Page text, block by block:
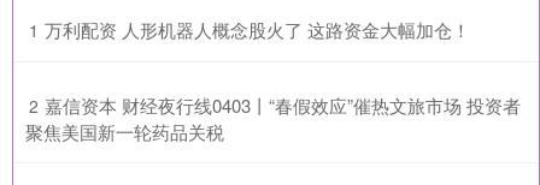
1 ​万利配资 人形机器人概念股火了 这路资金大幅加仓！
2 ​嘉信资本 财经夜行线0403丨“春假效应”催热文旅市场 投资者
聚焦美国新一轮药品关税